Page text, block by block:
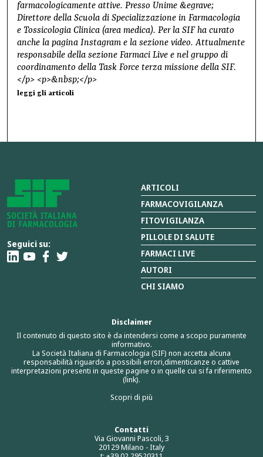
farmacologicamente attive. Presso Unime &egrave;
Direttore della Scuola di Specializzazione in Farmacologia
e Tossicologia Clinica (area medica). Per la SIF ha curato
anche la pagina Instagram e la sezione video. Attualmente
responsabile della sezione Farmaci Live e nel gruppo di
coordinamento della Task Force terza missione della SIF.
</p> <p>&nbsp;</p>
leggi gli articoli
Seguici su:
Contatti
Via Giovanni Pascoli, 3
20129 Milano - Italy
Disclaimer
Il contenuto di questo sito è da intendersi come a scopo puramente
informativo.
La Società Italiana di Farmacologia (SIF) non accetta alcuna
responsabilità riguardo a possibili errori,dimenticanze o cattive
interpretazioni presenti in queste pagine o in quelle cui si fa riferimento
(link).
Scopri di più
ARTICOLI
FARMACOVIGILANZA
FITOVIGILANZA
PILLOLE DI SALUTE
FARMACI LIVE
AUTORI
CHI SIAMO